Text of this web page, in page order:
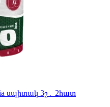
սպիտակ 3շ․ 2հատ